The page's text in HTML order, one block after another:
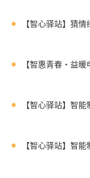
【智心驿站】猜
【智惠青春・益
【智心驿站】智
【智心驿站】智